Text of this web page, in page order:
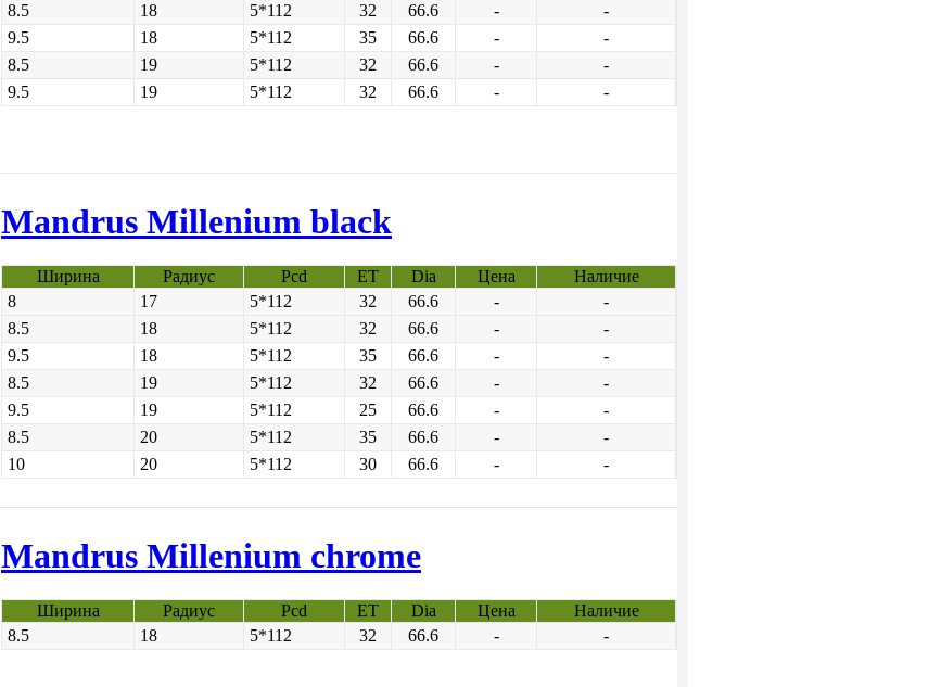
8.5
18 5*112 32 66.6 -
-
9.5
18 5*112 35 66.6 -
-
8.5
19 5*112 32 66.6 -
-
9.5
19 5*112 32 66.6 - -
Mandrus Millenium black
Ширина Радиус Pcd ET Dia Цена
Наличие
8
17 5*112 32 66.6 -
-
8.5
18 5*112 32 66.6 -
-
9.5
18 5*112 35 66.6 -
-
8.5
19 5*112 32 66.6 -
-
9.5
19 5*112 25 66.6 -
-
8.5
20 5*112 35 66.6 -
-
10
20 5*112 30 66.6 - -
Mandrus Millenium chrome
Ширина Радиус Pcd ET Dia Цена
Наличие
8.5
18 5*112 32 66.6 - -